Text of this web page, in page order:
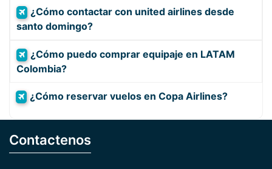
¿Cómo contactar con united airlines desde
santo domingo?
¿Cómo puedo comprar equipaje en LATAM
Colombia?
¿Cómo reservar vuelos en Copa Airlines?
Contactenos